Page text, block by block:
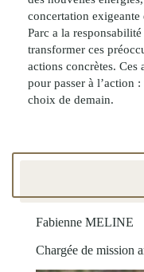
concertation
Parc a la
transformer ces
actions concrètes. Ces
pour passer à l’action
choix de demain.
Fabienne MELINE
Chargée de mission